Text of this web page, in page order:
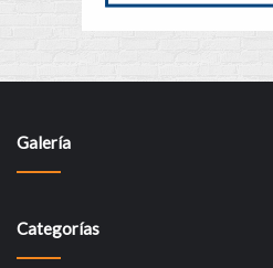
Galería
Categorías